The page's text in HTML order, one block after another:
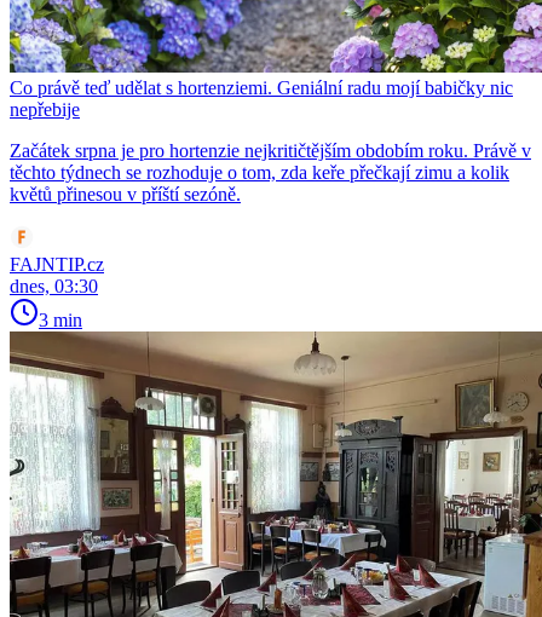
Co právě teď udělat s hortenziemi. Geniální radu mojí babičky nic
nepřebije
Začátek srpna je pro hortenzie nejkritičtějším obdobím roku. Právě v
těchto týdnech se rozhoduje o tom, zda keře přečkají zimu a kolik
květů přinesou v příští sezóně.
FAJNTIP.cz
dnes, 03:30
3 min